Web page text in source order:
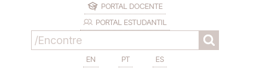
PORTAL DOCENTE
PORTAL ESTUDANTIL
EN PT ES